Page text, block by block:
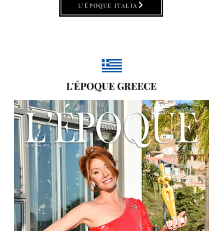
L'ÉPOQUE ITALIA
L'ÉPOQUE GREECE